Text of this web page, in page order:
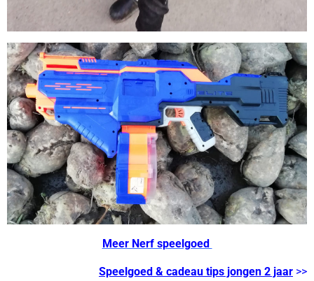
Meer Nerf speelgoed
Speelgoed & cadeau tips jongen 2 jaar >>